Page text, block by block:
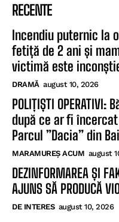
RECENTE
Incendiu puternic la
fetiță de 2 ani și
victimă este
DRAMĂ august 10, 2026
POLIȚIȘTI
după ce ar fi
Parcul ”Dacia” din
MARAMUREȘ ACUM august
DEZINFORMAREA ȘI
AJUNS SĂ PRODUCĂ
DE INTERES august 10, 2026